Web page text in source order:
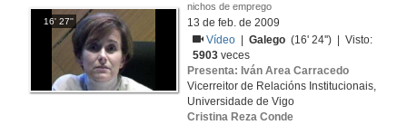
16' 27''
nichos de emprego
13 de feb. de 2009
Vídeo
|Galego (16' 24'') | Visto:
5903 veces
Presenta: Iván Area Carracedo
Vicerreitor de Relacións Institucionais,
Universidade de Vigo
Cristina Reza Conde